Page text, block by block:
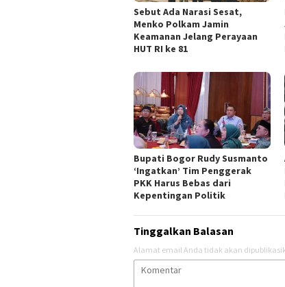
Sebut Ada Narasi Sesat,
Menko Polkam Jamin
Keamanan Jelang Perayaan
HUT RI ke 81
Bupati Bogor Rudy Susmanto
‘Ingatkan’ Tim Penggerak
PKK Harus Bebas dari
Kepentingan Politik
Tinggalkan Balasan
Alamat email Anda tidak akan